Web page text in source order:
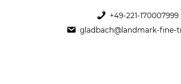
+49-221-170007999
gladbach@landmark-fine-